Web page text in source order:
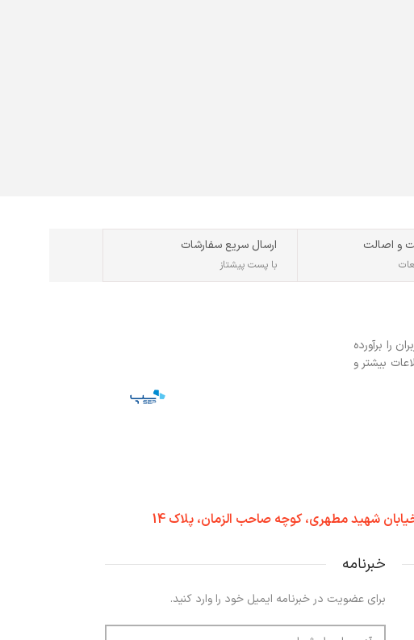
و اصالت ارسال سریع سفارشات
با پست پیشتاز
را برآورده
بیشتر و
شهید مطهری، کوچه صاحب الزمان، پلاک 14
خبرنامه
برای عضویت در خبرنامه ایمیل خود را وارد کنید.